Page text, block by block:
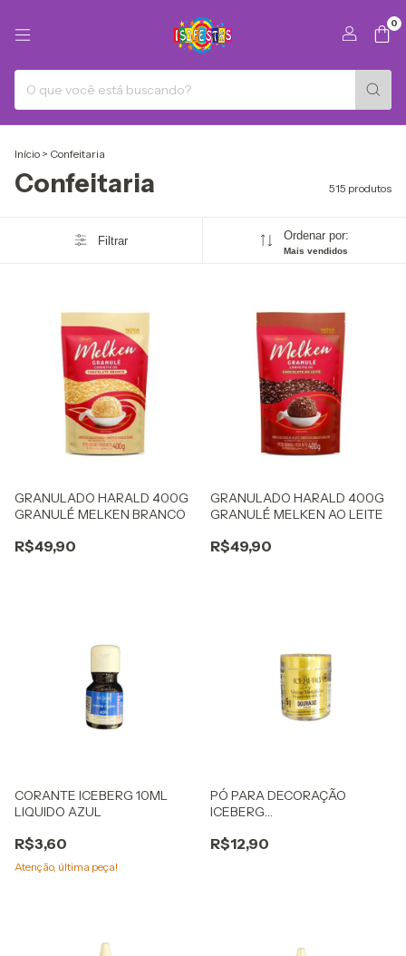
0
Início > Confeitaria
Confeitaria 515 produtos
Filtrar Ordenar por:
Mais vendidos
GRANULADO HARALD 400G
GRANULÉ MELKEN BRANCO
R$49,90
GRANULADO HARALD 400G
GRANULÉ MELKEN AO LEITE
R$49,90
CORANTE ICEBERG 10ML
LIQUIDO AZUL
R$3,60
Atenção, última peça!
PÓ PARA DECORAÇÃO
ICEBERG
R$12,90